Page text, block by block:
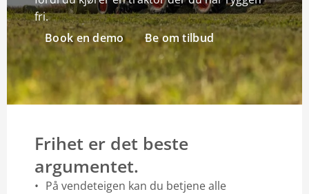
fri.
Book en demo
Be om tilbud
Frihet er det beste
argumentet.
På vendeteigen kan du betjene alle
Forhandlere
Karriere
Om oss
AgroNytt